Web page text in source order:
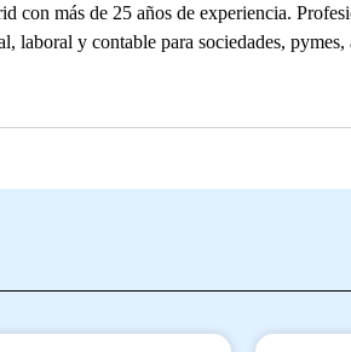
con más de 25 años de experiencia.
laboral y contable para sociedades,